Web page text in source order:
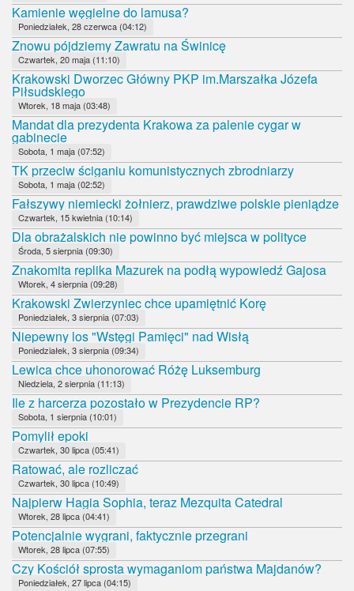
Kamienie węgielne do lamusa?
Poniedziałek, 28 czerwca (04:12)
Znowu pójdziemy Zawratu na Świnicę
Czwartek, 20 maja (11:10)
Krakowski Dworzec Główny PKP im.Marszałka Józefa
Piłsudskiego
Wtorek, 18 maja (03:48)
Mandat dla prezydenta Krakowa za palenie cygar w
gabinecie
Sobota, 1 maja (07:52)
TK przeciw ściganiu komunistycznych zbrodniarzy
Sobota, 1 maja (02:52)
Fałszywy niemiecki żołnierz, prawdziwe polskie pieniądze
Czwartek, 15 kwietnia (10:14)
Dla obrażalskich nie powinno być miejsca w polityce
Środa, 5 sierpnia (09:30)
Znakomita replika Mazurek na podłą wypowiedź Gajosa
Wtorek, 4 sierpnia (09:28)
Krakowski Zwierzyniec chce upamiętnić Korę
Poniedziałek, 3 sierpnia (07:03)
Niepewny los "Wstęgi Pamięci" nad Wisłą
Poniedziałek, 3 sierpnia (09:34)
Lewica chce uhonorować Różę Luksemburg
Niedziela, 2 sierpnia (11:13)
Ile z harcerza pozostało w Prezydencie RP?
Sobota, 1 sierpnia (10:01)
Pomylił epoki
Czwartek, 30 lipca (05:41)
Ratować, ale rozliczać
Czwartek, 30 lipca (10:49)
Najpierw Hagia Sophia, teraz Mezquita Catedral
Wtorek, 28 lipca (04:41)
Potencjalnie wygrani, faktycznie przegrani
Wtorek, 28 lipca (07:55)
Czy Kościół sprosta wymaganiom państwa Majdanów?
Poniedziałek, 27 lipca (04:15)